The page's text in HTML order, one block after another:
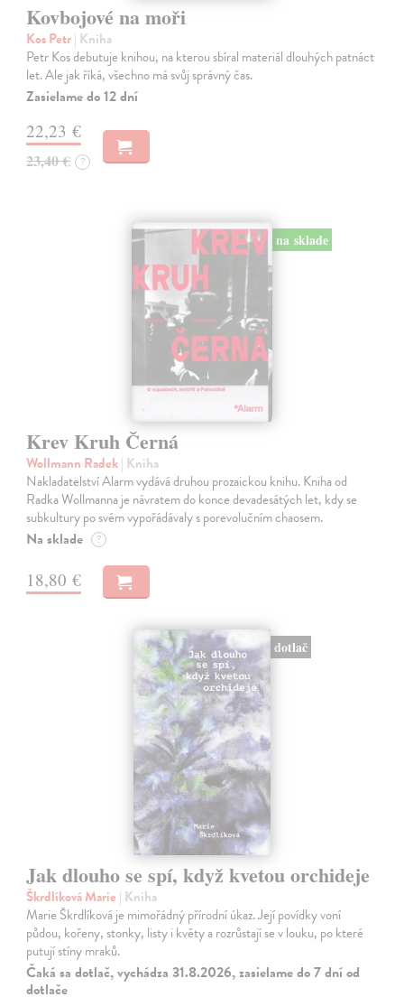
Kovbojové na moři
Kos Petr| Kniha
Petr Kos debutuje knihou, na kterou sbíral materiál dlouhých patnáct
let. Ale jak říká, všechno má svůj správný čas.
Zasielame do 12 dní
22,23 €
23,40 € ?
na sklade
Krev Kruh Černá
Wollmann Radek| Kniha
Nakladatelství Alarm vydává druhou prozaickou knihu. Kniha od
Radka Wollmanna je návratem do konce devadesátých let, kdy se
subkultury po svém vypořádávaly s porevolučním chaosem.
Na sklade ?
18,80 €
dotlač
Jak dlouho se spí, když kvetou orchideje
Škrdlíková Marie | Kniha
Marie Škrdlíková je mimořádný přírodní úkaz. Její povídky voní
půdou, kořeny, stonky, listy i květy a rozrůstají se v louku, po které
putují stíny mraků.
Čaká sa dotlač, vychádza 31.8.2026, zasielame do 7 dní od
dotlače